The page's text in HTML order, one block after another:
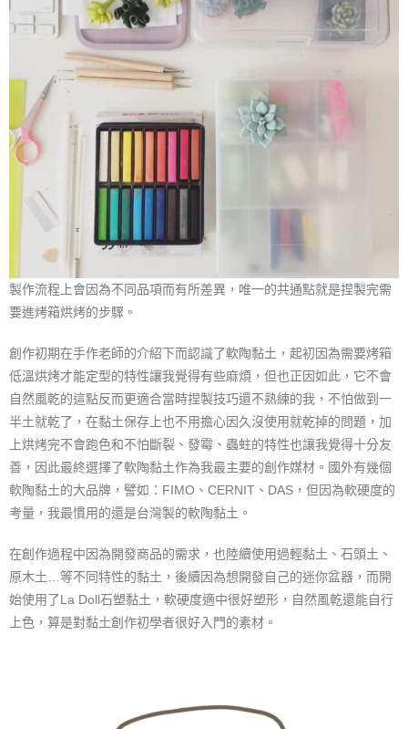
製作流程上會因為不同品項而有所差異，唯一的共通點就是捏製完需
要進烤箱烘烤的步驟。
創作初期在手作老師的介紹下而認識了軟陶黏土，起初因為需要烤箱
低溫烘烤才能定型的特性讓我覺得有些麻煩，但也正因如此，它不會
自然風乾的這點反而更適合當時捏製技巧還不熟練的我，不怕做到一
半土就乾了，在黏土保存上也不用擔心因久沒使用就乾掉的問題，加
上烘烤完不會跑色和不怕斷裂、發霉、蟲蛀的特性也讓我覺得十分友
善，因此最終選擇了軟陶黏土作為我最主要的創作媒材。國外有幾個
軟陶黏土的大品牌，譬如：FIMO、CERNIT、DAS，但因為軟硬度的
考量，我最慣用的還是台灣製的軟陶黏土。
在創作過程中因為開發商品的需求，也陸續使用過輕黏土、石頭土、
原木土…等不同特性的黏土，後續因為想開發自己的迷你盆器，而開
始使用了La Doll石塑黏土，軟硬度適中很好塑形，自然風乾還能自行
上色，算是對黏土創作初學者很好入門的素材。